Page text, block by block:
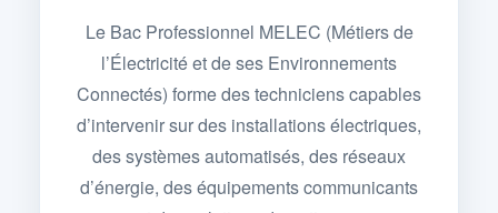
Le Bac Professionnel MELEC (Métiers de
l’Électricité et de ses Environnements
Connectés) forme des techniciens capables
d’intervenir sur des installations électriques,
des systèmes automatisés, des réseaux
d’énergie, des équipements communicants